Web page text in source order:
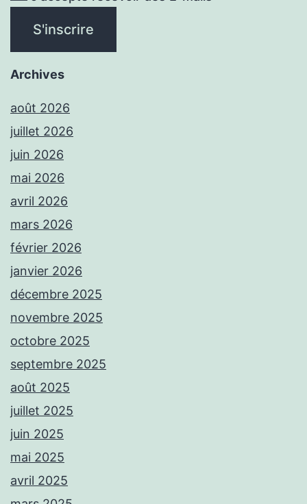
Archives
août 2026
juillet 2026
juin 2026
mai 2026
avril 2026
mars 2026
février 2026
janvier 2026
décembre 2025
novembre 2025
octobre 2025
septembre 2025
août 2025
juillet 2025
juin 2025
mai 2025
avril 2025